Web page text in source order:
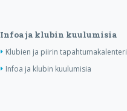
Infoa ja klubin kuulumisia
Klubien ja piirin tapahtumakalenteri
Infoa ja klubin kuulumisia